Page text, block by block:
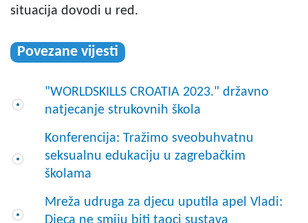
situacija dovodi u red.
Povezane vijesti
"WORLDSKILLS CROATIA 2023." državno
natjecanje strukovnih škola
Konferencija: Tražimo sveobuhvatnu
seksualnu edukaciju u zagrebačkim
školama
Mreža udruga za djecu uputila apel Vladi:
Djeca ne smiju biti taoci sustava